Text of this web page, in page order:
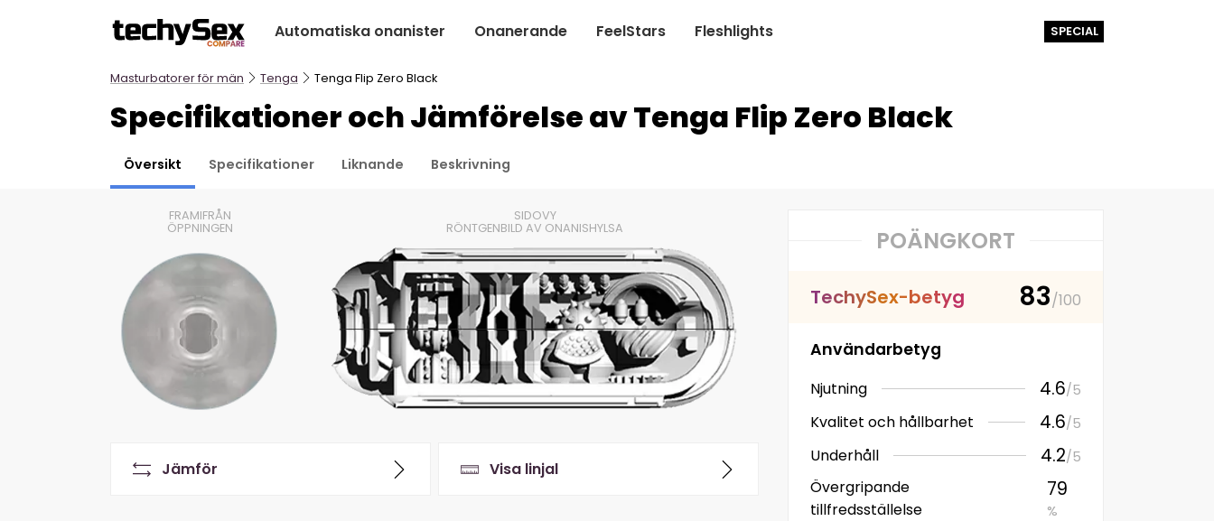
Automatiska onanister Onanerande FeelStars Fleshlights SPECIAL
Masturbatorer för män Tenga Tenga Flip Zero Black
Specifikationer och Jämförelse av Tenga Flip Zero Black
Översikt Specifikationer Liknande Beskrivning
FRAMIFRÅN
ÖPPNINGEN
SIDOVY
RÖNTGENBILD AV ONANISHYLSA
Jämför Visa linjal
POÄNGKORT
TechySex-betyg 83/100
Användarbetyg
Njutning 4.6/5
Kvalitet och hållbarhet 4.6/5
Underhåll 4.2/5
Övergripande
tillfredsställelse
79
%